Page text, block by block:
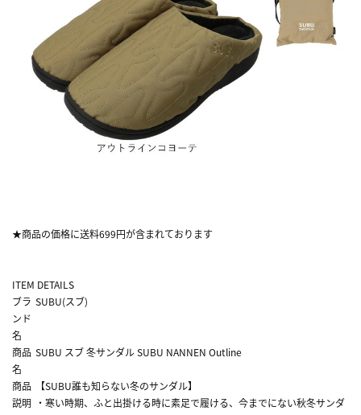
★商品の価格に送料699円が含まれております
ITEM DETAILS
ブラ
ンド
名
SUBU(スブ)
商品
名
SUBU スブ 冬サンダル SUBU NANNEN Outline
商品
説明
【SUBU誰も知らない冬のサンダル】
・寒い時期、ふと出掛ける時に素足で履ける、今までにない秋冬サンダ